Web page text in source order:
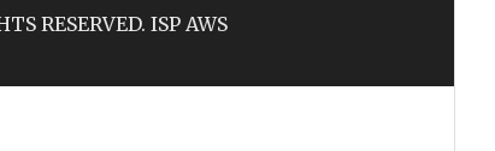
RESERVED. ISP AWS